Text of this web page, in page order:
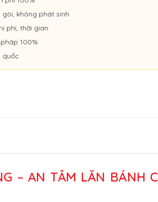
gói, không phát sinh
phí, thời gian
100%
quốc
– AN TÂM LĂN BÁNH